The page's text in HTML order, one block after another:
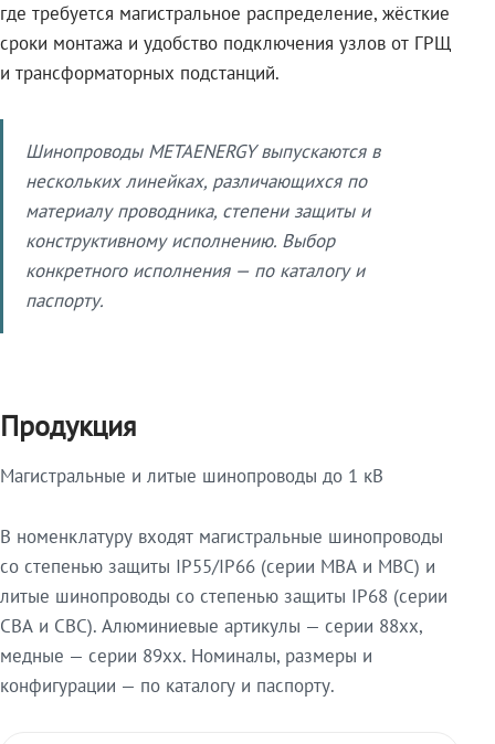
где требуется магистральное распределение, жёсткие
сроки монтажа и удобство подключения узлов от ГРЩ
и трансформаторных подстанций.
Шинопроводы METAENERGY выпускаются в
нескольких линейках, различающихся по
материалу проводника, степени защиты и
конструктивному исполнению. Выбор
конкретного исполнения — по каталогу и
паспорту.
Продукция
Магистральные и литые шинопроводы до 1 кВ
В номенклатуру входят магистральные шинопроводы
со степенью защиты IP55/IP66 (серии МВА и МВС) и
литые шинопроводы со степенью защиты IP68 (серии
СВА и СВС). Алюминиевые артикулы — серии 88xx,
медные — серии 89xx. Номиналы, размеры и
конфигурации — по каталогу и паспорту.